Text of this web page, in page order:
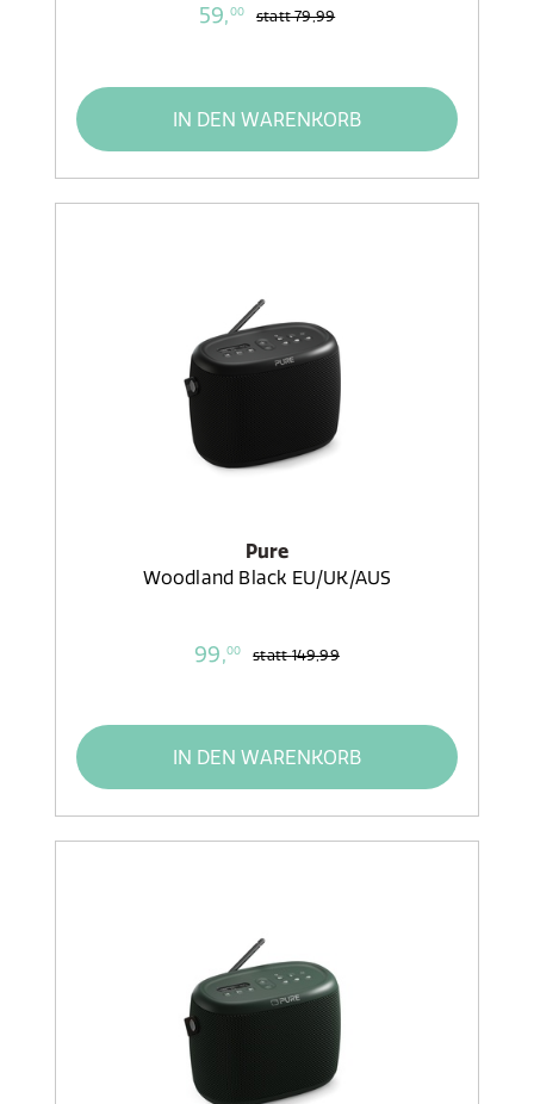
59,00 statt79,99
IN DEN WARENKORB
Pure
Woodland Black EU/UK/AUS
99,00 statt149,99
IN DEN WARENKORB